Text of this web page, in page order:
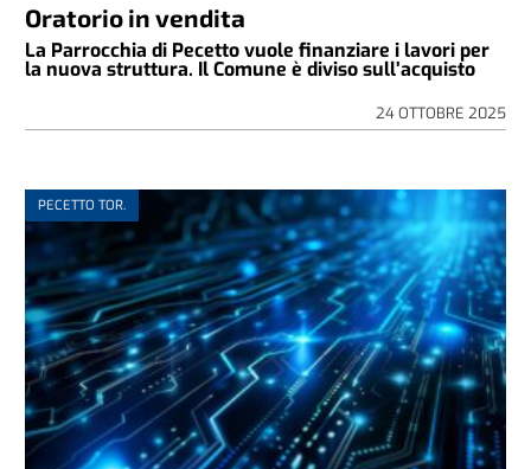
Oratorio in vendita
La Parrocchia di Pecetto vuole finanziare i lavori per
la nuova struttura. Il Comune è diviso sull’acquisto
24 OTTOBRE 2025
PECETTO TOR.